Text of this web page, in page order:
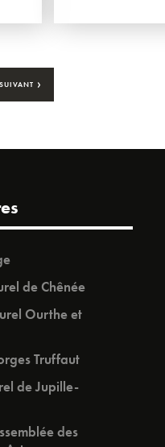
SUIVANT ›
de Chênée
Ourthe et
Truffaut
de Jupille-
des